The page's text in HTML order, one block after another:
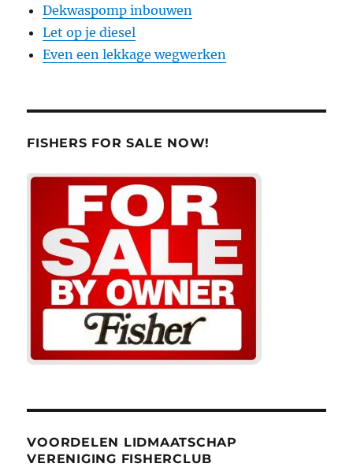
Dekwaspomp inbouwen
Let op je diesel
Even een lekkage wegwerken
FISHERS FOR SALE NOW!
VOORDELEN LIDMAATSCHAP
VERENIGING FISHERCLUB